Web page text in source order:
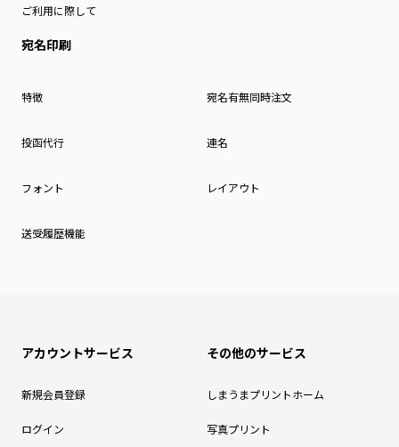
ご利用に際して
宛名印刷
特徴 宛名有無同時注文
投函代行 連名
フォント レイアウト
送受履歴機能
アカウントサービス
新規会員登録
ログイン
その他のサービス
しまうまプリントホーム
写真プリント